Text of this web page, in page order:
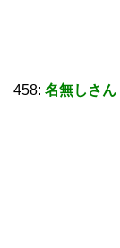
458: 名無しさん